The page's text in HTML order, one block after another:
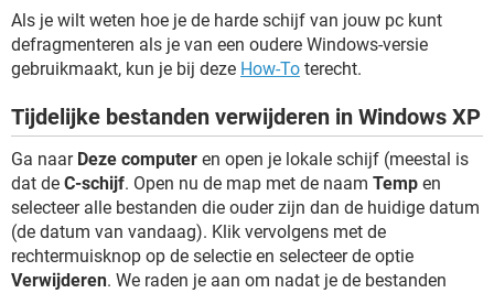
Als je wilt weten hoe je de harde schijf van jouw pc kunt
defragmenteren als je van een oudere Windows-versie
gebruikmaakt, kun je bij deze How-To terecht.
Tijdelijke bestanden verwijderen in Windows XP
Ga naar Deze computer en open je lokale schijf (meestal is
dat de C-schijf. Open nu de map met de naam Temp en
selecteer alle bestanden die ouder zijn dan de huidige datum
(de datum van vandaag). Klik vervolgens met de
rechtermuisknop op de selectie en selecteer de optie
Verwijderen. We raden je aan om nadat je de bestanden